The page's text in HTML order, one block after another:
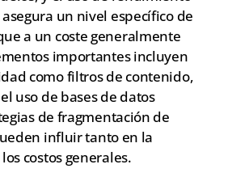
un nivel específico de
a un coste generalmente
importantes incluyen
como filtros de contenido,
uso de bases de datos
de fragmentación de
influir tanto en la
costos generales.